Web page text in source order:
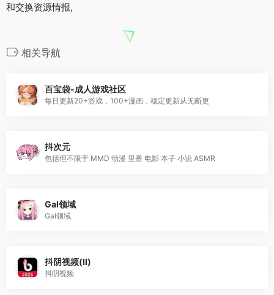
和交换资源情报,
相关导航
百宝袋-成人游戏社区
每日更新20+游戏，100+漫画，稳定更新从无断更
抖次元
包括但不限于 MMD 动漫 里番 电影 本子 小说 ASMR
Gal领域
Gal领域
抖阴视频(Ⅱ)
抖阴视频